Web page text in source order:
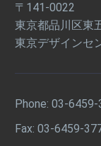
〒141-0022
東京都品川区東
東京デザインセ
Phone: 03-6459-
Fax: 03-6459-